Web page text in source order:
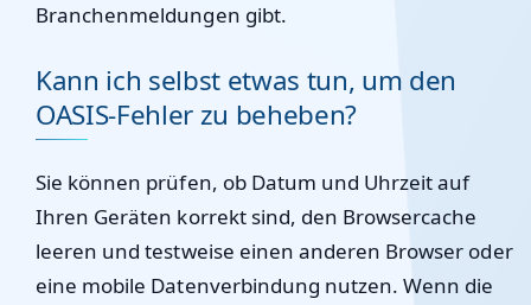
Branchenmeldungen gibt.
Kann ich selbst etwas tun, um den
OASIS-Fehler zu beheben?
Sie können prüfen, ob Datum und Uhrzeit auf
Ihren Geräten korrekt sind, den Browsercache
leeren und testweise einen anderen Browser oder
eine mobile Datenverbindung nutzen. Wenn die